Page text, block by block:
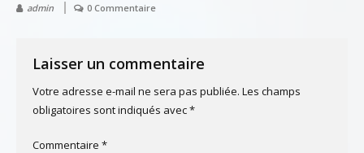
admin 0 Commentaire
Laisser un commentaire
Votre adresse e-mail ne sera pas publiée. Les champs
obligatoires sont indiqués avec*
Commentaire *